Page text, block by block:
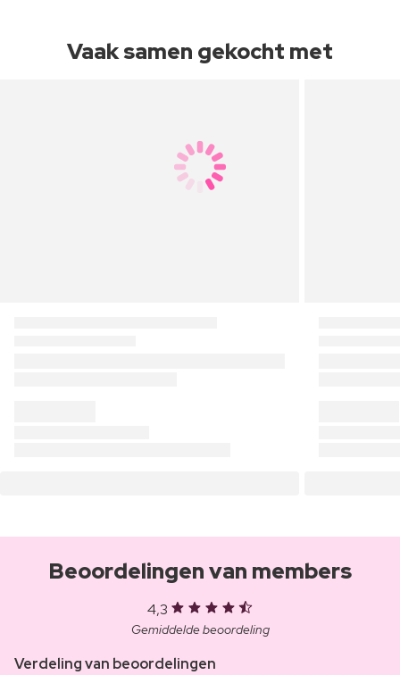
Vaak samen gekocht met
Beoordelingen van members
4,3
Gemiddelde beoordeling
Verdeling van beoordelingen